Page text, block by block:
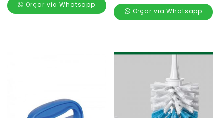
Orçar via Whatsapp
Orçar via Whatsapp